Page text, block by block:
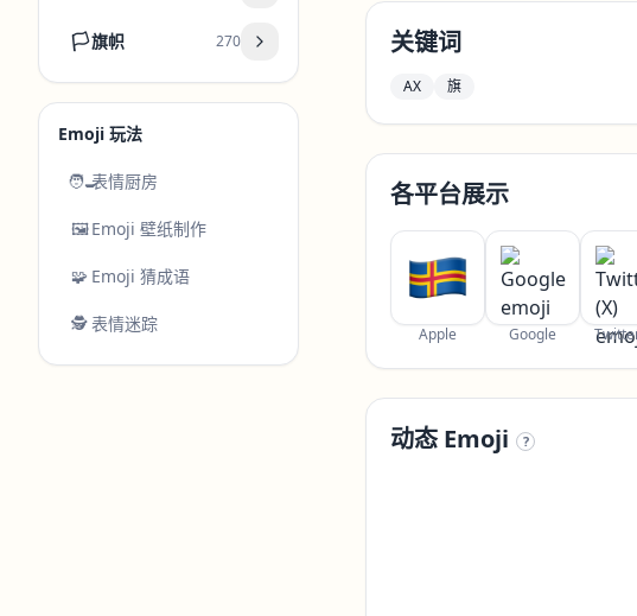
🏳️旗帜 270
Emoji 玩法
🧑‍🍳表情厨房
🖼️Emoji 壁纸制作
🧩 Emoji 猜成语
🕵️ 表情迷踪
关键词
AX 旗
各平台展示
Apple Google
动态 Emoji ?